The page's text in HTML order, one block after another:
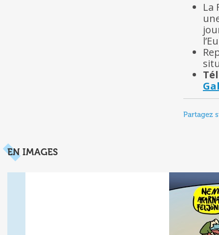
La
Partagez
EN IMAGES